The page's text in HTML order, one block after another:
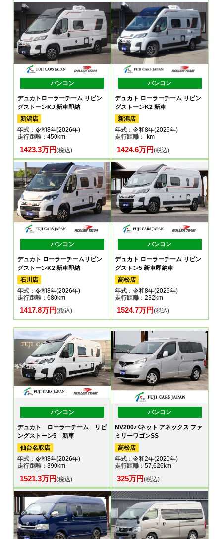
バンコン
デュカトローラーチーム リビン
グストーンKJ 新車即納
新潟店
年式 ：令和8年(2026年)
走行距離：450km
1423.3万円(税込)
バンコン
デュカト ローラーチーム リビン
グストーンK2 新車
新潟店
年式：令和8年(2026年)
走行距離：-km
1424.6万円(税込)
バンコン
デュカト ローラーチームリビン
グストーンK2 新車即納
石川店
年式 ：令和8年(2026年)
走行距離：680km
1417.8万円(税込)
バンコン
デュカト ローラーチーム リビン
グストン5 新車即納車
高松店
年式：令和8年(2026年)
走行距離：232km
1524.7万円(税込)
バンコン
デュカト ローラーチーム リビ
ングストーン5 新車
仙台名取店
年式 ：令和8年(2026年)
走行距離：390km
1521.3万円(税込)
バンコン
NV200バネット アネックス ファ
ミリーワゴンSS
高松店
年式：令和2年(2020年)
走行距離：57,626km
325万円(税込)